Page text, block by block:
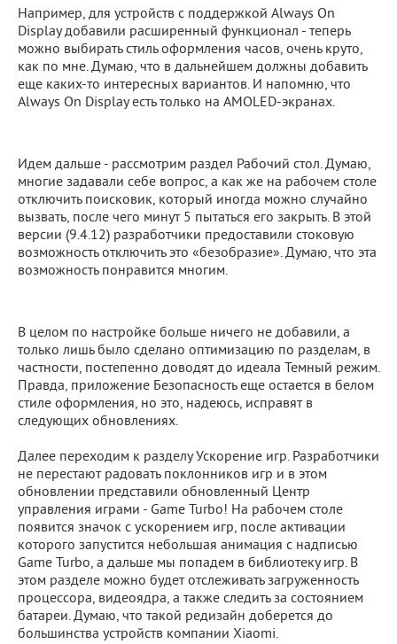
Например, для устройств с поддержкой Always On
Display добавили расширенный функционал - теперь
можно выбирать стиль оформления часов, очень круто,
как по мне. Думаю, что в дальнейшем должны добавить
еще каких-то интересных вариантов. И напомню, что
Always On Display есть только на AMOLED-экранах.
Идем дальше - рассмотрим раздел Рабочий стол. Думаю,
многие задавали себе вопрос, а как же на рабочем столе
отключить поисковик, который иногда можно случайно
вызвать, после чего минут 5 пытаться его закрыть. В этой
версии (9.4.12) разработчики предоставили стоковую
возможность отключить это «безобразие». Думаю, что эта
возможность понравится многим.
В целом по настройке больше ничего не добавили, а
только лишь было сделано оптимизацию по разделам, в
частности, постепенно доводят до идеала Темный режим.
Правда, приложение Безопасность еще остается в белом
стиле оформления, но это, надеюсь, исправят в
следующих обновлениях.
Далее переходим к разделу Ускорение игр. Разработчики
не перестают радовать поклонников игр и в этом
обновлении представили обновленный Центр
управления играми - Game Turbo! На рабочем столе
появится значок с ускорением игр, после активации
которого запустится небольшая анимация с надписью
Game Turbo, а дальше мы попадем в библиотеку игр. В
этом разделе можно будет отслеживать загруженность
процессора, видеоядра, а также следить за состоянием
батареи. Думаю, что такой редизайн доберется до
большинства устройств компании Xiaomi.